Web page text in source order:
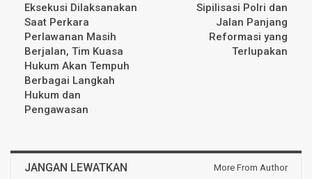
Eksekusi Dilaksanakan
Saat Perkara
Perlawanan Masih
Berjalan, Tim Kuasa
Hukum Akan Tempuh
Berbagai Langkah
Hukum dan
Pengawasan
Sipilisasi Polri dan
Jalan Panjang
Reformasi yang
Terlupakan
JANGAN LEWATKAN More From Author